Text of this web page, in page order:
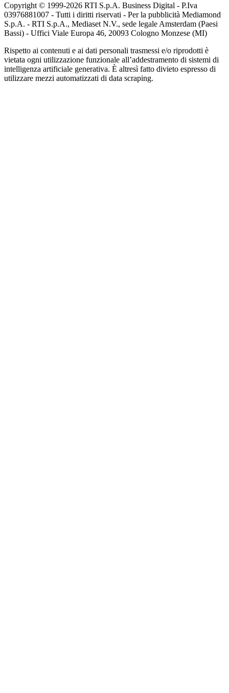
Copyright © 1999-2026 RTI S.p.A. Business Digital - P.Iva
03976881007 - Tutti i diritti riservati - Per la pubblicità Mediamond
S.p.A. - RTI S.p.A., Mediaset N.V., sede legale Amsterdam (Paesi
Bassi) - Uffici Viale Europa 46, 20093 Cologno Monzese (MI)
Rispetto ai contenuti e ai dati personali trasmessi e/o riprodotti è
vietata ogni utilizzazione funzionale all’addestramento di sistemi di
intelligenza artificiale generativa. È altresì fatto divieto espresso di
utilizzare mezzi automatizzati di data scraping.